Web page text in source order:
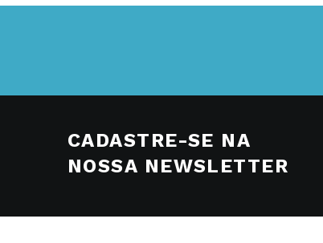
CADASTRE-SE NA
NOSSA NEWSLETTER